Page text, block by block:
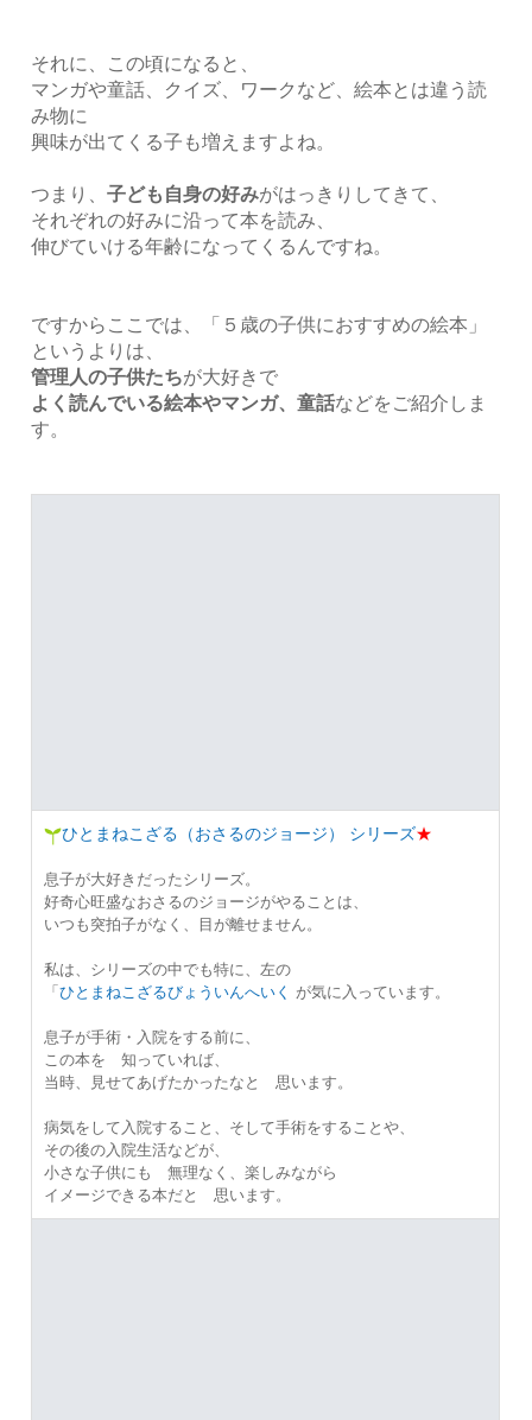
それに、この頃になると、
マンガや童話、クイズ、ワークなど、絵本とは違う読
み物に
興味が出てくる子も増えますよね。
つまり、子ども自身の好みがはっきりしてきて、
それぞれの好みに沿って本を読み、
伸びていける年齢になってくるんですね。
ですからここでは、「５歳の子供におすすめの絵本」
というよりは、
管理人の子供たちが大好きで
よく読んでいる絵本やマンガ、童話などをご紹介しま
す。
ひとまねこざる（おさるのジョージ） シリーズ★
息子が大好きだったシリーズ。
好奇心旺盛なおさるのジョージがやることは、
いつも突拍子がなく、目が離せません。
私は、シリーズの中でも特に、左の
「ひとまねこざるびょういんへいく が気に入っています。
息子が手術・入院をする前に、
この本を 知っていれば、
当時、見せてあげたかったなと 思います。
病気をして入院すること、そして手術をすることや、
その後の入院生活などが、
小さな子供にも 無理なく、楽しみながら
イメージできる本だと 思います。